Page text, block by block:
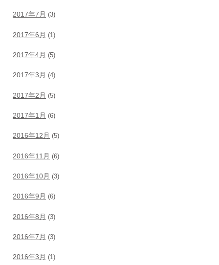
2017年7月 (3)
2017年6月 (1)
2017年4月 (5)
2017年3月 (4)
2017年2月 (5)
2017年1月 (6)
2016年12月 (5)
2016年11月 (6)
2016年10月 (3)
2016年9月 (6)
2016年8月 (3)
2016年7月 (3)
2016年3月 (1)